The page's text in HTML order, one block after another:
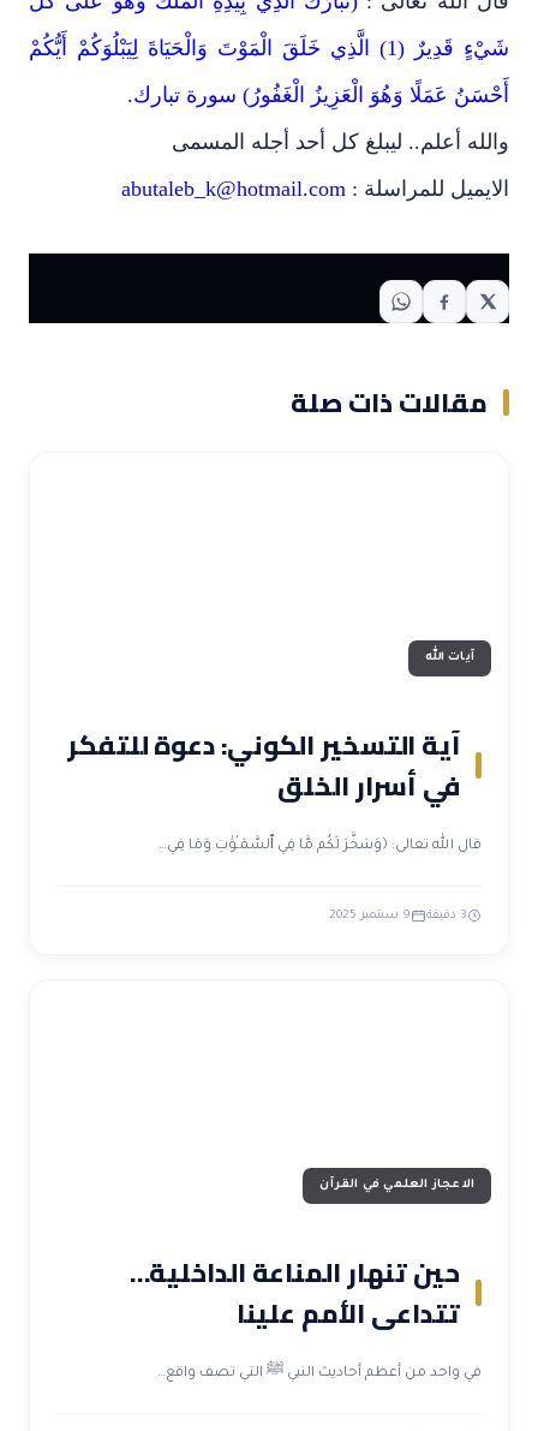
شَيْءٍ قَدِيرٌ (1) الَّذِي خَلَقَ الْمَوْتَ وَالْحَيَاةَ لِيَبْلُوَكُمْ أَيُّكُمْ
أَحْسَنُ عَمَلًا وَهُوَ الْعَزِيزُ الْغَفُورُ) سورة تبارك.
والله أعلم.. ليبلغ كل أحد أجله المسمى
الايميل للمراسلة : abutaleb_k@hotmail.com
مقالات ذات صلة
آيات الله
آية التسخير الكوني: دعوة للتفكر
في أسرار الخلق
قال الله تعالى: ﴿وَسَخَّرَ لَكُم مَّا فِي ٱلسَّمَـٰوَٰتِ وَمَا فِي…
3 دقيقة 9 سبتمبر 2025
الاعجاز العلمي في القرآن
حين تنهار المناعة الداخلية…
تتداعى الأمم علينا
في واحد من أعظم أحاديث النبي ﷺ التي تصف واقع…